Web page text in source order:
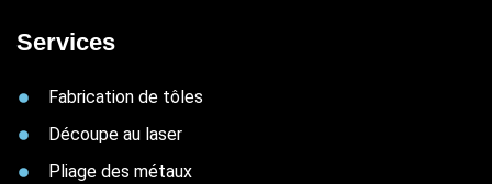
Services
Fabrication de tôles
Découpe au laser
Pliage des métaux